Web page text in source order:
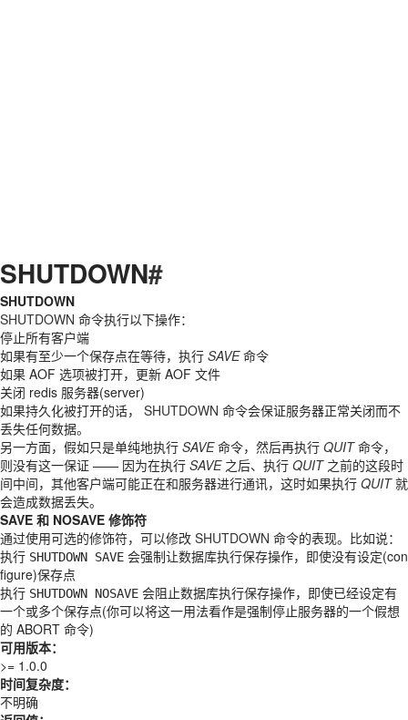
SHUTDOWN#
SHUTDOWN
SHUTDOWN 命令执行以下操作：
停止所有客户端
如果有至少一个保存点在等待，执行 SAVE命令
如果 AOF 选项被打开，更新 AOF 文件
关闭 redis 服务器(server)
如果持久化被打开的话， SHUTDOWN 命令会保证服务器正常关闭而不
丢失任何数据。
另一方面，假如只是单纯地执行 SAVE命令，然后再执行 QUIT命令，
则没有这一保证 —— 因为在执行 SAVE之后、执行 QUIT之前的这段时
间中间，其他客户端可能正在和服务器进行通讯，这时如果执行 QUIT就
会造成数据丢失。
SAVE 和 NOSAVE 修饰符
通过使用可选的修饰符，可以修改 SHUTDOWN 命令的表现。比如说：
执行 SHUTDOWN SAVE 会强制让数据库执行保存操作，即使没有设定(con
figure)保存点
执行 SHUTDOWN NOSAVE 会阻止数据库执行保存操作，即使已经设定有
一个或多个保存点(你可以将这一用法看作是强制停止服务器的一个假想
的 ABORT 命令)
可用版本：
>= 1.0.0
时间复杂度：
不明确